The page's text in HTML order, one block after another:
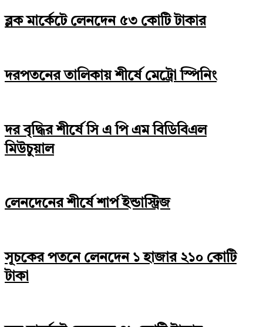
ব্লক মার্কেটে লেনদেন ৫৩ কোটি টাকার
দরপতনের তালিকায় শীর্ষে মেট্রো স্পিনিং
দর বৃদ্ধির শীর্ষে সি এ পি এম বিডিবিএল
মিউচুয়াল
লেনদেনের শীর্ষে শার্প ইন্ডাস্ট্রিজ
সূচকের পতনে লেনদেন ১ হাজার ২১০ কোটি
টাকা